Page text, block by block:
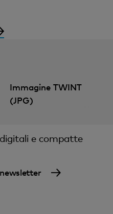
Immagine TWINT
(JPG)
e compatte